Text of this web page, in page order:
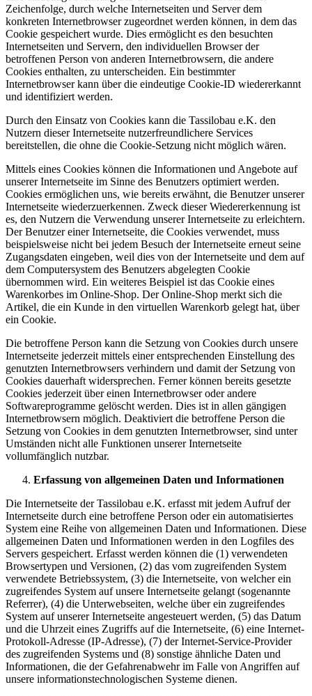
Zeichenfolge, durch welche Internetseiten und Server dem
konkreten Internetbrowser zugeordnet werden können, in dem das
Cookie gespeichert wurde. Dies ermöglicht es den besuchten
Internetseiten und Servern, den individuellen Browser der
betroffenen Person von anderen Internetbrowsern, die andere
Cookies enthalten, zu unterscheiden. Ein bestimmter
Internetbrowser kann über die eindeutige Cookie-ID wiedererkannt
und identifiziert werden.
Durch den Einsatz von Cookies kann die Tassilobau e.K. den
Nutzern dieser Internetseite nutzerfreundlichere Services
bereitstellen, die ohne die Cookie-Setzung nicht möglich wären.
Mittels eines Cookies können die Informationen und Angebote auf
unserer Internetseite im Sinne des Benutzers optimiert werden.
Cookies ermöglichen uns, wie bereits erwähnt, die Benutzer unserer
Internetseite wiederzuerkennen. Zweck dieser Wiedererkennung ist
es, den Nutzern die Verwendung unserer Internetseite zu erleichtern.
Der Benutzer einer Internetseite, die Cookies verwendet, muss
beispielsweise nicht bei jedem Besuch der Internetseite erneut seine
Zugangsdaten eingeben, weil dies von der Internetseite und dem auf
dem Computersystem des Benutzers abgelegten Cookie
übernommen wird. Ein weiteres Beispiel ist das Cookie eines
Warenkorbes im Online-Shop. Der Online-Shop merkt sich die
Artikel, die ein Kunde in den virtuellen Warenkorb gelegt hat, über
ein Cookie.
Die betroffene Person kann die Setzung von Cookies durch unsere
Internetseite jederzeit mittels einer entsprechenden Einstellung des
genutzten Internetbrowsers verhindern und damit der Setzung von
Cookies dauerhaft widersprechen. Ferner können bereits gesetzte
Cookies jederzeit über einen Internetbrowser oder andere
Softwareprogramme gelöscht werden. Dies ist in allen gängigen
Internetbrowsern möglich. Deaktiviert die betroffene Person die
Setzung von Cookies in dem genutzten Internetbrowser, sind unter
Umständen nicht alle Funktionen unserer Internetseite
vollumfänglich nutzbar.
Erfassung von allgemeinen Daten und Informationen
Die Internetseite der Tassilobau e.K. erfasst mit jedem Aufruf der
Internetseite durch eine betroffene Person oder ein automatisiertes
System eine Reihe von allgemeinen Daten und Informationen. Diese
allgemeinen Daten und Informationen werden in den Logfiles des
Servers gespeichert. Erfasst werden können die (1) verwendeten
Browsertypen und Versionen, (2) das vom zugreifenden System
verwendete Betriebssystem, (3) die Internetseite, von welcher ein
zugreifendes System auf unsere Internetseite gelangt (sogenannte
Referrer), (4) die Unterwebseiten, welche über ein zugreifendes
System auf unserer Internetseite angesteuert werden, (5) das Datum
und die Uhrzeit eines Zugriffs auf die Internetseite, (6) eine Internet-
Protokoll-Adresse (IP-Adresse), (7) der Internet-Service-Provider
des zugreifenden Systems und (8) sonstige ähnliche Daten und
Informationen, die der Gefahrenabwehr im Falle von Angriffen auf
unsere informationstechnologischen Systeme dienen.